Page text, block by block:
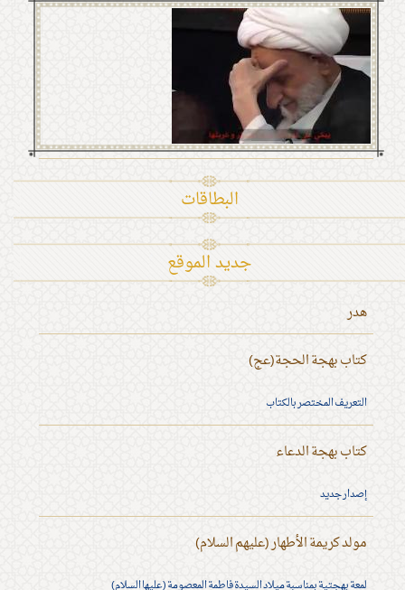
البطاقات
جديد الموقع
هدر
كتاب بهجة الحجة(عج)
التعريف المختصر بالكتاب
كتاب بهجة الدعاء
إصدار جديد
مولد كريمة الأطهار (عليهم السلام)
لمعة بهجتية بمناسبة ميلاد السيدة فاطمة المعصومة (عليها السلام)